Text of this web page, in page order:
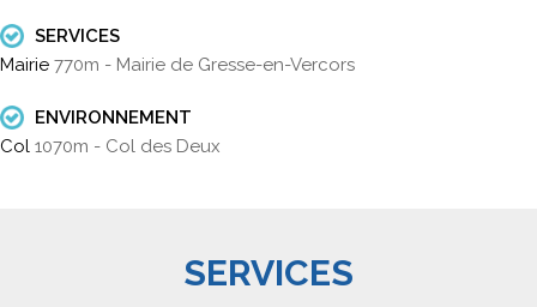
SERVICES
Mairie 770m - Mairie de Gresse-en-Vercors
ENVIRONNEMENT
Col 1070m - Col des Deux
SERVICES